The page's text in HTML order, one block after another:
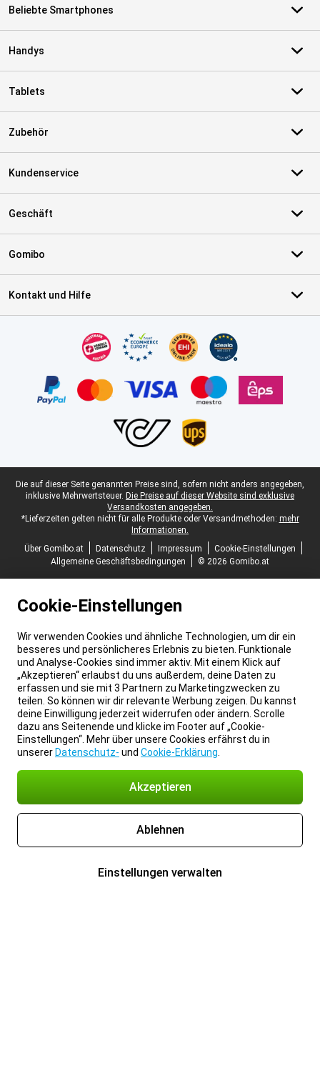
Beliebte Smartphones
Handys
Tablets
Zubehör
Kundenservice
Geschäft
Gomibo
Kontakt und Hilfe
Juristische Fußzeile
Die auf dieser Seite genannten Preise sind, sofern nicht anders angegeben,
inklusive Mehrwertsteuer. Die Preise auf dieser Website sind exklusive
Versandkosten angegeben.
*Lieferzeiten gelten nicht für alle Produkte oder Versandmethoden: mehr
Informationen.
Über Gomibo.at
Datenschutz Impressum
Cookie-Einstellungen
Allgemeine Geschäftsbedingungen
© 2026 Gomibo.at
Cookie-Einstellungen
Wir verwenden Cookies und ähnliche Technologien, um dir ein
besseres und persönlicheres Erlebnis zu bieten. Funktionale
und Analyse-Cookies sind immer aktiv. Mit einem Klick auf
„Akzeptieren“ erlaubst du uns außerdem, deine Daten zu
erfassen und sie mit 3 Partnern zu Marketingzwecken zu
teilen. So können wir dir relevante Werbung zeigen. Du kannst
deine Einwilligung jederzeit widerrufen oder ändern. Scrolle
dazu ans Seitenende und klicke im Footer auf „Cookie-
Einstellungen“. Mehr über unsere Cookies erfährst du in
unserer Datenschutz- und Cookie-Erklärung
Akzeptieren
Ablehnen
Einstellungen verwalten